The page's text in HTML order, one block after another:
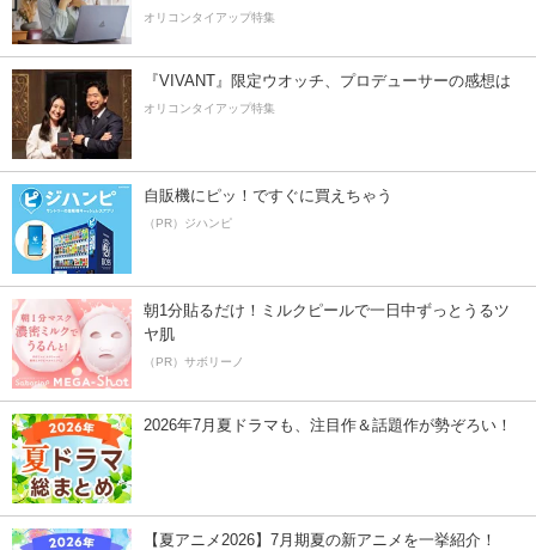
オリコンタイアップ特集
『VIVANT』限定ウオッチ、プロデューサーの感想は
オリコンタイアップ特集
自販機にピッ！ですぐに買えちゃう
（PR）ジハンピ
朝1分貼るだけ！ミルクピールで一日中ずっとうるツ
ヤ肌
（PR）サボリーノ
2026年7月夏ドラマも、注目作＆話題作が勢ぞろい！
【夏アニメ2026】7月期夏の新アニメを一挙紹介！